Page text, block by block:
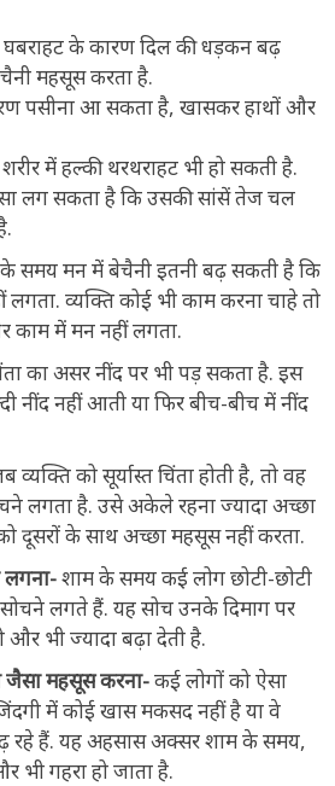
के कारण दिल की धड़कन बढ़
महसूस करता है.
पसीना आ सकता है, खासकर हाथों और
में हल्की थरथराहट भी हो सकती है.
लग सकता है कि उसकी सांसें तेज चल
समय मन में बेचैनी इतनी बढ़ सकती है कि
लगता. व्यक्ति कोई भी काम करना चाहे तो
काम में मन नहीं लगता.
का असर नींद पर भी पड़ सकता है. इस
नींद नहीं आती या फिर बीच-बीच में नींद
व्यक्ति को सूर्यास्त चिंता होती है, तो वह
लगता है. उसे अकेले रहना ज्यादा अच्छा
दूसरों के साथ अच्छा महसूस नहीं करता.
लगना-शाम के समय कई लोग छोटी-छोटी
लगते हैं. यह सोच उनके दिमाग पर
और भी ज्यादा बढ़ा देती है.
जैसा महसूस करना-कई लोगों को ऐसा
में कोई खास मकसद नहीं है या वे
रहे हैं. यह अहसास अक्सर शाम के समय,
भी गहरा हो जाता है.